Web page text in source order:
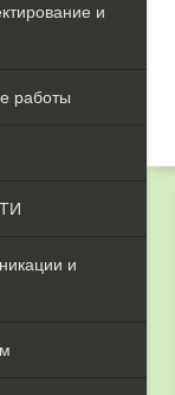
и
работы
и